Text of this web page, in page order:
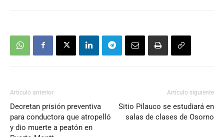
Artículo anterior
Decretan prisión preventiva
para conductora que atropelló
y dio muerte a peatón en
Artículo siguiente
Sitio Pilauco se estudiará en
salas de clases de Osorno